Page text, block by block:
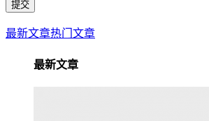
最新文章热门文章
最新文章